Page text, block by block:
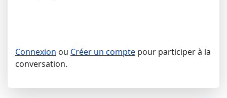
Connexion ou Créer un compte pour participer à la
conversation.